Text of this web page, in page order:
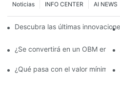
AI NEWS
INFO CENTER
Noticias
Descubra las últimas
¿Se convertirá en un OBM en el
¿Qué pasa con el valor mínimo